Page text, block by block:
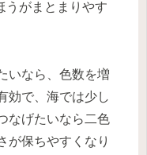
うがまとまりやす
いなら、色数を増
効で、海では少し
なげたいなら二色
が保ちやすくなり